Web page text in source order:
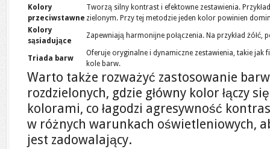
Kolory
przeciwstawne
Tworzą silny kontrast i efektowne zestawienia.
zielonym. Przy tej metodzie jeden kolor powinien
Kolory
sąsiadujące
Zapewniają harmonijne połączenia. Na przykład
Triada barw
Oferuje oryginalne i dynamiczne zestawienia, takie jak
kole barw.
Warto także rozważyć zastosowanie
rozdzielonych, gdzie główny kolor łączy
kolorami, co łagodzi agresywność
w różnych warunkach oświetleniowych,
jest zadowalający.